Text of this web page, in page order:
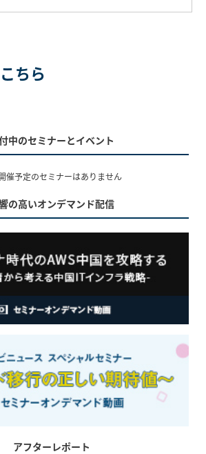
ちら
中のセミナーとイベント
催予定のセミナーはありません
の高いオンデマンド配信
アフターレポート